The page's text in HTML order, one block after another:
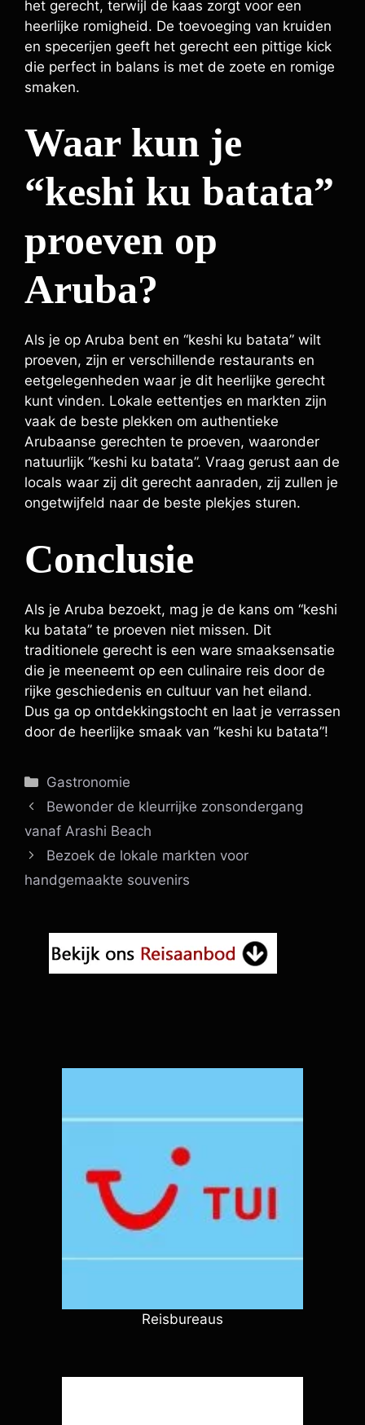
het gerecht, terwijl de kaas zorgt voor een
heerlijke romigheid. De toevoeging van kruiden
en specerijen geeft het gerecht een pittige kick
die perfect in balans is met de zoete en romige
smaken.
Waar kun je
“keshi ku batata”
proeven op
Aruba?
Als je op Aruba bent en “keshi ku batata” wilt
proeven, zijn er verschillende restaurants en
eetgelegenheden waar je dit heerlijke gerecht
kunt vinden. Lokale eettentjes en markten zijn
vaak de beste plekken om authentieke
Arubaanse gerechten te proeven, waaronder
natuurlijk “keshi ku batata”. Vraag gerust aan de
locals waar zij dit gerecht aanraden, zij zullen je
ongetwijfeld naar de beste plekjes sturen.
Conclusie
Als je Aruba bezoekt, mag je de kans om “keshi
ku batata” te proeven niet missen. Dit
traditionele gerecht is een ware smaaksensatie
die je meeneemt op een culinaire reis door de
rijke geschiedenis en cultuur van het eiland.
Dus ga op ontdekkingstocht en laat je verrassen
door de heerlijke smaak van “keshi ku batata”!
Categorieën
Gastronomie
Bewonder de kleurrijke zonsondergang
vanaf Arashi Beach
Bezoek de lokale markten voor
handgemaakte souvenirs
Reisbureaus